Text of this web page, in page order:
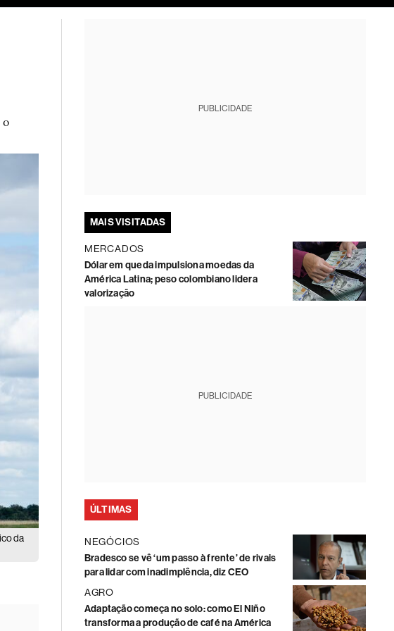
o
da
PUBLICIDADE
MAIS VISITADAS
MERCADOS
Dólar em queda impulsiona moedas da
América Latina; peso colombiano lidera
valorização
PUBLICIDADE
ÚLTIMAS
NEGÓCIOS
Bradesco se vê ‘um passo à frente’ de rivais
para lidar com inadimplência, diz CEO
AGRO
Adaptação começa no solo: como El Niño
transforma a produção de café na América